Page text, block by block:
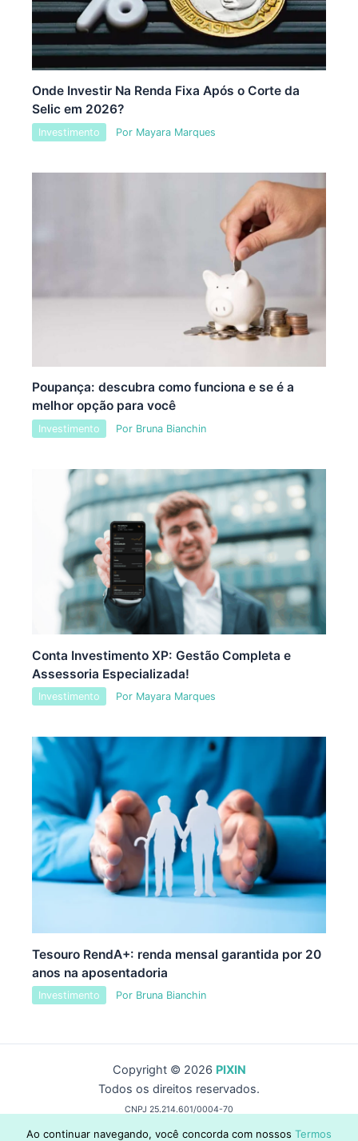
Onde Investir Na Renda Fixa Após o Corte da
Selic em 2026?
Investimento Por Mayara Marques
Poupança: descubra como funciona e se é a
melhor opção para você
Investimento Por Bruna Bianchin
Conta Investimento XP: Gestão Completa e
Assessoria Especializada!
Investimento Por Mayara Marques
Tesouro RendA+: renda mensal garantida por 20
anos na aposentadoria
Investimento Por Bruna Bianchin
Copyright © 2026 PIXIN
Todos os direitos reservados.
CNPJ 25.214.601/0004-70
by Wise Capital Group
Ao continuar navegando, você concorda com nossos Termos